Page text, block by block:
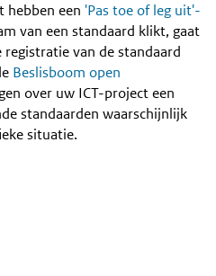
hebben een 'Pas toe of leg uit'-
van een standaard klikt, gaat
registratie van de standaard
Beslisboom open
over uw ICT-project een
standaarden waarschijnlijk
situatie.